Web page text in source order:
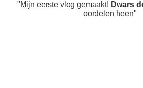
"Mijn eerste vlog gemaakt! Dwars
oordelen heen"